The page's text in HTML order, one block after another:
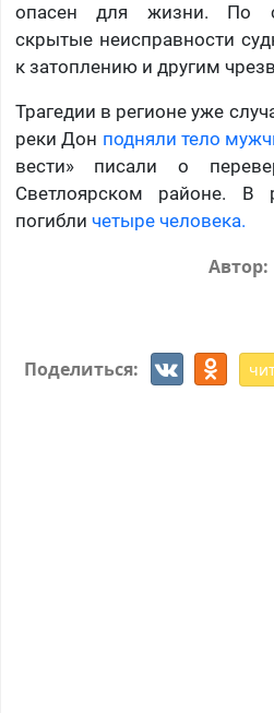
опасен для жизни. По
скрытые неисправности
к затоплению и другим
Трагедии в регионе уже
реки Дон подняли тело
вести» писали о
Светлоярском районе. В
погибли четыре человека.
Автор:
Поделиться: